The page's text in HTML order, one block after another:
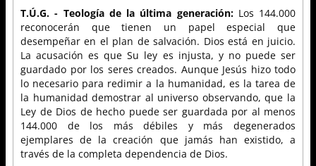
T.Ú.G. - Teología de la última generación:Los 144.000
reconocerán que tienen un papel especial que
desempeñar en el plan de salvación. Dios está en juicio.
La acusación es que Su ley es injusta, y no puede ser
guardado por los seres creados. Aunque Jesús hizo todo
lo necesario para redimir a la humanidad, es la tarea de
la humanidad demostrar al universo observando, que la
Ley de Dios de hecho puede ser guardada por al menos
144.000 de los más débiles y más degenerados
ejemplares de la creación que jamás han existido, a
través de la completa dependencia de Dios.